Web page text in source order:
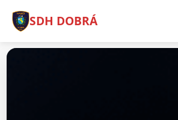
SDH DOBRÁ